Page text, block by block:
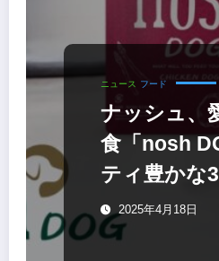
ニュース フード
ナッシュ、
食「nosh
ティ豊かな
ルトタイプ
2025年4月18日